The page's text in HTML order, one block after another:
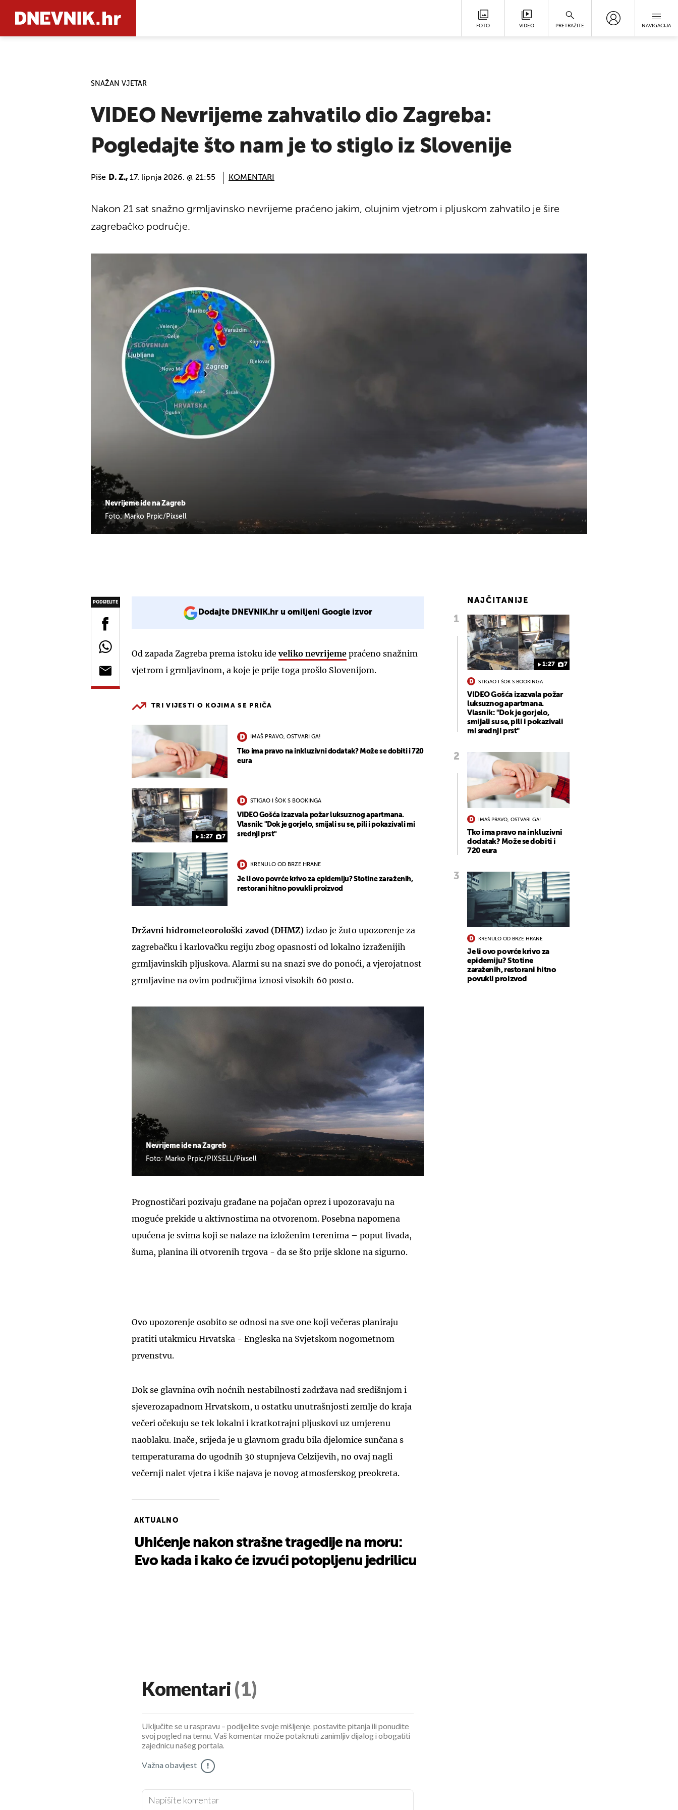
FOTO VIDEO PRETRAŽITE NAVIGACIJA
SNAŽAN VJETAR
VIDEO Nevrijeme zahvatilo dio Zagreba:
Pogledajte što nam je to stiglo iz Slovenije
Piše D. Z., 17. lipnja 2026. @ 21:55 KOMENTARI
Nevrijeme ide na Zagreb
Foto: Marko Prpic/Pixsell
Nakon 21 sat snažno grmljavinsko nevrijeme praćeno jakim, olujnim vjetrom i pljuskom zahvatilo je šire
zagrebačko područje.
PODIJELITE
Dodajte DNEVNIK.hr u omiljeni Google izvor
Od zapada Zagreba prema istoku ideveliko nevrijeme praćeno snažnim
vjetrom i grmljavinom, a koje je prije toga prošlo Slovenijom.
TRI VIJESTI O KOJIMA SE PRIČA
IMAŠ PRAVO, OSTVARI GA!
Tko ima pravo na inkluzivni dodatak? Može se dobiti i 720
eura
1:27 7
STIGAO I ŠOK S BOOKINGA
VIDEO Gošća izazvala požar luksuznog apartmana.
Vlasnik: "Dok je gorjelo, smijali su se, pili i pokazivali mi
srednji prst"
KRENULO OD BRZE HRANE
Je li ovo povrće krivo za epidemiju? Stotine zaraženih,
restorani hitno povukli proizvod
Državni hidrometeorološki zavod (DHMZ) izdao je žuto upozorenje za
zagrebačku i karlovačku regiju zbog opasnosti od lokalno izraženijih
grmljavinskih pljuskova. Alarmi su na snazi sve do ponoći, a vjerojatnost
grmljavine na ovim područjima iznosi visokih 60 posto.
Nevrijeme ide na Zagreb
Foto: Marko Prpic/PIXSELL/Pixsell
Prognostičari pozivaju građane na pojačan oprez i upozoravaju na
moguće prekide u aktivnostima na otvorenom. Posebna napomena
upućena je svima koji se nalaze na izloženim terenima – poput livada,
šuma, planina ili otvorenih trgova - da se što prije sklone na sigurno.
Ovo upozorenje osobito se odnosi na sve one koji večeras planiraju
pratiti utakmicu Hrvatska - Engleska na Svjetskom nogometnom
prvenstvu.
Dok se glavnina ovih noćnih nestabilnosti zadržava nad središnjom i
sjeverozapadnom Hrvatskom, u ostatku unutrašnjosti zemlje do kraja
večeri očekuju se tek lokalni i kratkotrajni pljuskovi uz umjerenu
naoblaku. Inače, srijeda je u glavnom gradu bila djelomice sunčana s
temperaturama do ugodnih 30 stupnjeva Celzijevih, no ovaj nagli
večernji nalet vjetra i kiše najava je novog atmosferskog preokreta.
AKTUALNO
Uhićenje nakon strašne tragedije na moru:
Evo kada i kako će izvući potopljenu jedrilicu
NAJČITANIJE
1:27 7
STIGAO I ŠOK S BOOKINGA
VIDEO Gošća izazvala požar
luksuznog apartmana.
Vlasnik: "Dok je gorjelo,
smijali su se, pili i pokazivali
mi srednji prst"
IMAŠ PRAVO, OSTVARI GA!
Tko ima pravo na inkluzivni
dodatak? Može se dobiti i
720 eura
KRENULO OD BRZE HRANE
Je li ovo povrće krivo za
epidemiju? Stotine
zaraženih, restorani hitno
povukli proizvod
Komentari (1)
Uključite se u raspravu – podijelite svoje mišljenje, postavite pitanja ili ponudite
svoj pogled na temu. Vaš komentar može potaknuti zanimljiv dijalog i obogatiti
zajednicu našeg portala.
Važna obavijest !
UKLJUČITE NOTIFIKACIJE